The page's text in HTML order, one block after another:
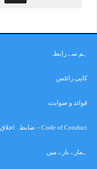
ہم سے رابطہ
کاپی رائٹس
قوائد و ضوابت
Code of Conduct – ضابطہ اخلاق
ہمارے بارے میں